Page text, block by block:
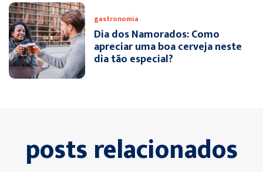
gastronomia
Dia dos Namorados: Como
apreciar uma boa cerveja neste
dia tão especial?
posts relacionados